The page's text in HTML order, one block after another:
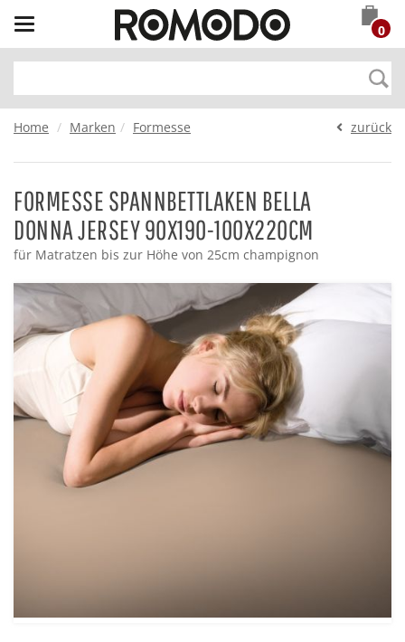
Toggle
navigation
0
Home Marken Formesse zurück
FORMESSE SPANNBETTLAKEN BELLA
DONNA JERSEY 90X190-100X220CM
für Matratzen bis zur Höhe von 25cm champignon